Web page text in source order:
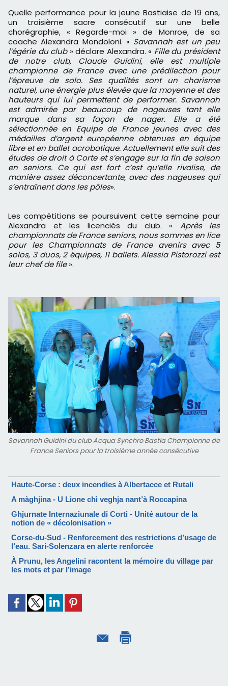
Quelle performance pour la jeune Bastiaise de 19 ans,
un troisième sacre consécutif sur une belle
chorégraphie, « Regarde-moi » de Monroe, de sa
coache Alexandra Mondoloni. « Savannah est un peu
l’égérie du club» déclare Alexandra. « Fille du président
de notre club, Claude Guidini, elle est multiple
championne de France avec une prédilection pour
l’épreuve de solo. Ses qualités sont un charisme
naturel, une énergie plus élevée que la moyenne et des
hauteurs qui lui permettent de performer. Savannah
est admirée par beaucoup de nageuses tant elle
marque dans sa façon de nager. Elle a été
sélectionnée en Equipe de France jeunes avec des
médailles d’argent européenne obtenues en équipe
libre et en ballet acrobatique. Actuellement elle suit des
études de droit à Corte et s’engage sur la fin de saison
en seniors. Ce qui est fort c’est qu’elle rivalise, de
manière assez déconcertante, avec des nageuses qui
s’entraînent dans les pôles».
Les compétitions se poursuivent cette semaine pour
Alexandra et les licenciés du club. « Après les
championnats de France seniors, nous sommes en lice
pour les Championnats de France avenirs avec 5
solos, 3 duos, 2 équipes, 11 ballets. Alessia Pistorozzi est
leur chef de file».
Savannah Guidini du club Acqua Synchro Bastia Championne de
France Seniors pour la troisième année consécutive
Haute-Corse : deux incendies à Albertacce et Rutali
A màghjina - U Lione chì veghja nant’à Roccapina
Ghjurnate Internaziunale di Corti - Unité autour de la
notion de « décolonisation »
Corse-du-Sud - Renforcement des restrictions d’usage de
l’eau. Sari-Solenzara en alerte renforcée
À Prunu, les Angelini racontent la mémoire du village par
les mots et par l’image